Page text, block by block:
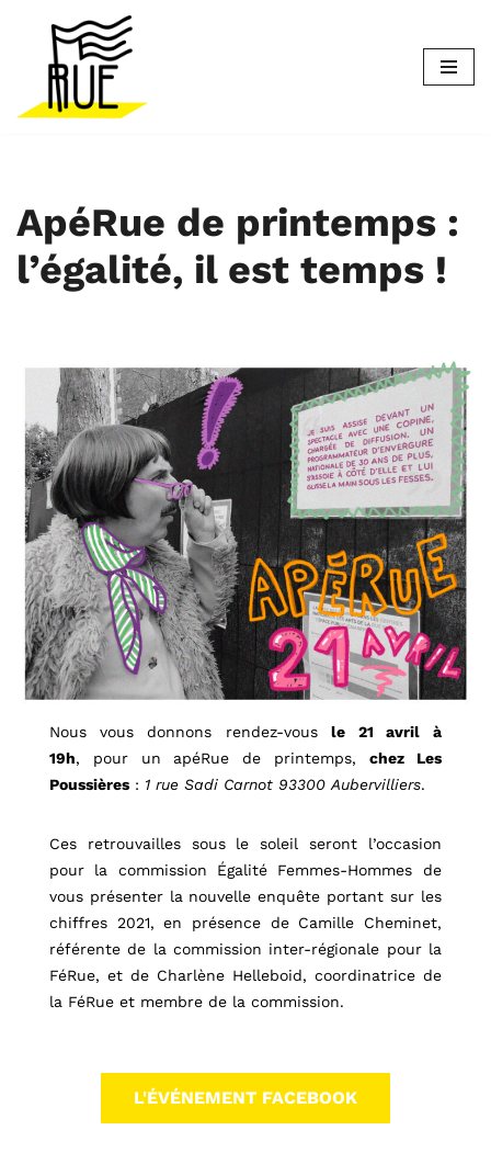
Aller
contenu
ApéRue de printemps :
l’égalité, il est temps !
Nous vous donnons rendez-vous le 21 avril à
19h, pour un apéRue de printemps, chez Les
Poussières: 1 rue Sadi Carnot 93300 Aubervilliers.
Ces retrouvailles sous le soleil seront l’occasion
pour la commission Égalité Femmes-Hommes de
vous présenter la nouvelle enquête portant sur les
chiffres 2021, en présence de Camille Cheminet,
référente de la commission inter-régionale pour la
FéRue, et de Charlène Helleboid, coordinatrice de
la FéRue et membre de la commission.
L'ÉVÉNEMENT FACEBOOK